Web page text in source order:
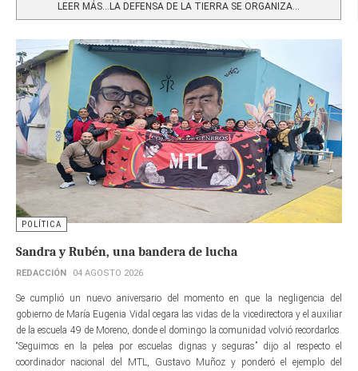
LEER MÁS…LA DEFENSA DE LA TIERRA SE ORGANIZA...
POLÍTICA
Sandra y Rubén, una bandera de lucha
REDACCIÓN 04 AGOSTO 2026
Se cumplió un nuevo aniversario del momento en que la negligencia del
gobierno de María Eugenia Vidal cegara las vidas de la vicedirectora y el auxiliar
de la escuela 49 de Moreno, donde el domingo la comunidad volvió recordarlos.
“Seguimos en la pelea por escuelas dignas y seguras” dijo al respecto el
coordinador nacional del MTL, Gustavo Muñoz y ponderó el ejemplo del